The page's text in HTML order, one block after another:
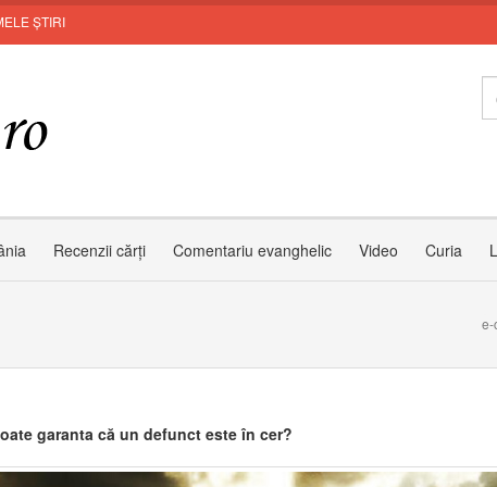
ȘTIRI
Recenzii cărți Comentariu evanghelic Video Curia
e-
garanta că un defunct este în cer?